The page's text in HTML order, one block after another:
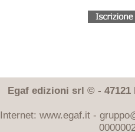
Egaf edizioni srl © - 47121
Internet: www.egaf.it -